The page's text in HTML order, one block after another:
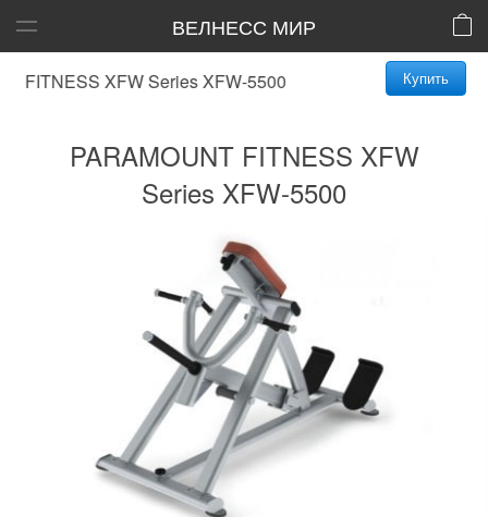
ВЕЛНЕСС МИР
XFW Series XFW-5500 Купить
PARAMOUNT FITNESS XFW
Series XFW-5500